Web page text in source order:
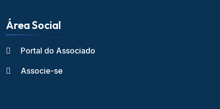
Área Social
Portal do Associado
Associe-se